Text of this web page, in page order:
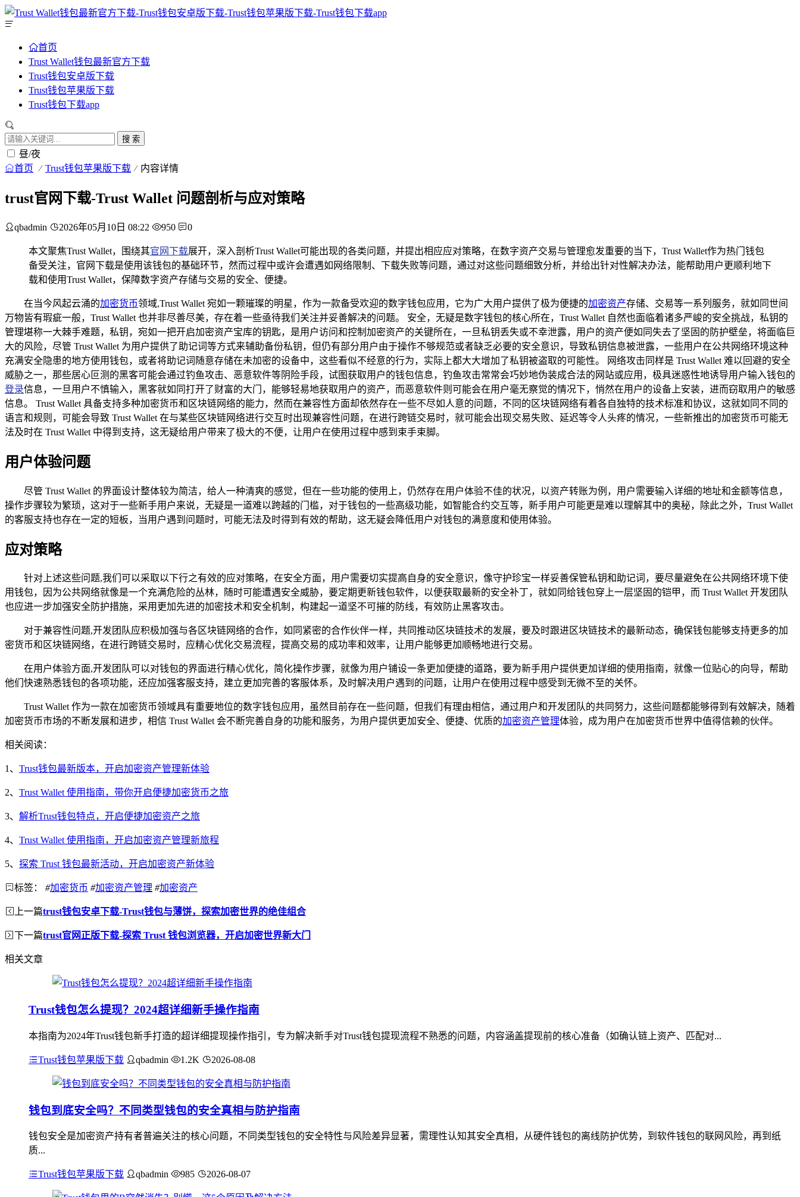
首页
Trust Wallet钱包最新官方下载
Trust钱包安卓版下载
Trust钱包苹果版下载
Trust钱包下载app
搜 索
昼/夜
首页 Trust钱包苹果版下载 内容详情
trust官网下载-Trust Wallet 问题剖析与应对策略
qbadmin 2026年05月10日 08:22 950 0
本文聚焦Trust Wallet，围绕其官网下载展开，深入剖析Trust Wallet可能出现的各类问题，并提出相应应对策略，在数字资产交易与管理愈发重要的当下，Trust Wallet作为热门钱包
备受关注，官网下载是使用该钱包的基础环节，然而过程中或许会遭遇如网络限制、下载失败等问题，通过对这些问题细致分析，并给出针对性解决办法，能帮助用户更顺利地下
载和使用Trust Wallet，保障数字资产存储与交易的安全、便捷。
在当今风起云涌的加密货币领域,Trust Wallet 宛如一颗璀璨的明星，作为一款备受欢迎的数字钱包应用，它为广大用户提供了极为便捷的加密资产存储、交易等一系列服务，就如同世间
万物皆有瑕疵一般，Trust Wallet 也并非尽善尽美，存在着一些亟待我们关注并妥善解决的问题。 安全，无疑是数字钱包的核心所在，Trust Wallet 自然也面临着诸多严峻的安全挑战，私钥的
管理堪称一大棘手难题，私钥，宛如一把开启加密资产宝库的钥匙，是用户访问和控制加密资产的关键所在，一旦私钥丢失或不幸泄露，用户的资产便如同失去了坚固的防护壁垒，将面临巨
大的风险，尽管 Trust Wallet 为用户提供了助记词等方式来辅助备份私钥，但仍有部分用户由于操作不够规范或者缺乏必要的安全意识，导致私钥信息被泄露，一些用户在公共网络环境这种
充满安全隐患的地方使用钱包，或者将助记词随意存储在未加密的设备中，这些看似不经意的行为，实际上都大大增加了私钥被盗取的可能性。 网络攻击同样是 Trust Wallet 难以回避的安全
威胁之一，那些居心叵测的黑客可能会通过钓鱼攻击、恶意软件等阴险手段，试图获取用户的钱包信息，钓鱼攻击常常会巧妙地伪装成合法的网站或应用，极具迷惑性地诱导用户输入钱包的
登录信息，一旦用户不慎输入，黑客就如同打开了财富的大门，能够轻易地获取用户的资产，而恶意软件则可能会在用户毫无察觉的情况下，悄然在用户的设备上安装，进而窃取用户的敏感
信息。 Trust Wallet 具备支持多种加密货币和区块链网络的能力，然而在兼容性方面却依然存在一些不尽如人意的问题，不同的区块链网络有着各自独特的技术标准和协议，这就如同不同的
语言和规则，可能会导致 Trust Wallet 在与某些区块链网络进行交互时出现兼容性问题，在进行跨链交易时，就可能会出现交易失败、延迟等令人头疼的情况，一些新推出的加密货币可能无
法及时在 Trust Wallet 中得到支持，这无疑给用户带来了极大的不便，让用户在使用过程中感到束手束脚。
用户体验问题
尽管 Trust Wallet 的界面设计整体较为简洁，给人一种清爽的感觉，但在一些功能的使用上，仍然存在用户体验不佳的状况，以资产转账为例，用户需要输入详细的地址和金额等信息，
操作步骤较为繁琐，这对于一些新手用户来说，无疑是一道难以跨越的门槛，对于钱包的一些高级功能，如智能合约交互等，新手用户可能更是难以理解其中的奥秘，除此之外，Trust Wallet
的客服支持也存在一定的短板，当用户遇到问题时，可能无法及时得到有效的帮助，这无疑会降低用户对钱包的满意度和使用体验。
应对策略
针对上述这些问题,我们可以采取以下行之有效的应对策略，在安全方面，用户需要切实提高自身的安全意识，像守护珍宝一样妥善保管私钥和助记词，要尽量避免在公共网络环境下使
用钱包，因为公共网络就像是一个充满危险的丛林，随时可能遭遇安全威胁，要定期更新钱包软件，以便获取最新的安全补丁，就如同给钱包穿上一层坚固的铠甲，而 Trust Wallet 开发团队
也应进一步加强安全防护措施，采用更加先进的加密技术和安全机制，构建起一道坚不可摧的防线，有效防止黑客攻击。
对于兼容性问题,开发团队应积极加强与各区块链网络的合作，如同紧密的合作伙伴一样，共同推动区块链技术的发展，要及时跟进区块链技术的最新动态，确保钱包能够支持更多的加
密货币和区块链网络，在进行跨链交易时，应精心优化交易流程，提高交易的成功率和效率，让用户能够更加顺畅地进行交易。
在用户体验方面,开发团队可以对钱包的界面进行精心优化，简化操作步骤，就像为用户铺设一条更加便捷的道路，要为新手用户提供更加详细的使用指南，就像一位贴心的向导，帮助
他们快速熟悉钱包的各项功能，还应加强客服支持，建立更加完善的客服体系，及时解决用户遇到的问题，让用户在使用过程中感受到无微不至的关怀。
Trust Wallet 作为一款在加密货币领域具有重要地位的数字钱包应用，虽然目前存在一些问题，但我们有理由相信，通过用户和开发团队的共同努力，这些问题都能够得到有效解决，随着
加密货币市场的不断发展和进步，相信 Trust Wallet 会不断完善自身的功能和服务，为用户提供更加安全、便捷、优质的加密资产管理体验，成为用户在加密货币世界中值得信赖的伙伴。
相关阅读：
1、 Trust钱包最新版本，开启加密资产管理新体验
2、 Trust Wallet 使用指南，带你开启便捷加密货币之旅
3、 解析Trust钱包特点，开启便捷加密资产之旅
4、 Trust Wallet 使用指南，开启加密资产管理新旅程
5、 探索 Trust 钱包最新活动，开启加密资产新体验
标签： #加密货币 #加密资产管理 #加密资产
上一篇trust钱包安卓下载-Trust钱包与薄饼，探索加密世界的绝佳组合
下一篇trust官网正版下载-探索 Trust 钱包浏览器，开启加密世界新大门
相关文章
Trust钱包怎么提现？2024超详细新手操作指南
本指南为2024年Trust钱包新手打造的超详细提现操作指引，专为解决新手对Trust钱包提现流程不熟悉的问题，内容涵盖提现前的核心准备（如确认链上资产、匹配对...
Trust钱包苹果版下载 qbadmin 1.2K 2026-08-08
钱包到底安全吗？不同类型钱包的安全真相与防护指南
钱包安全是加密资产持有者普遍关注的核心问题，不同类型钱包的安全特性与风险差异显著，需理性认知其安全真相，从硬件钱包的离线防护优势，到软件钱包的联网风险，再到纸
质...
Trust钱包苹果版下载 qbadmin 985 2026-08-07